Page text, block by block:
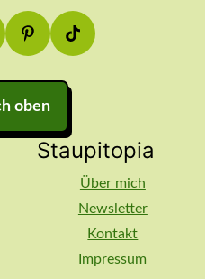
oben
Staupitopia
Über mich
Newsletter
Kontakt
Impressum